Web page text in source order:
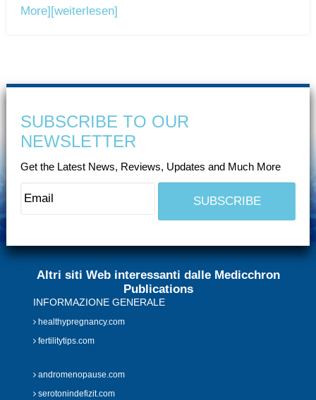
More] [weiterlesen]
SUBSCRIBE TO OUR
NEWSLETTER
Get the Latest News, Reviews, Updates and Much More
Altri siti Web interessanti dalle Medicchron
Publications
INFORMAZIONE GENERALE
healthypregnancy.com
fertilitytips.com
andromenopause.com
serotonindefizit.com